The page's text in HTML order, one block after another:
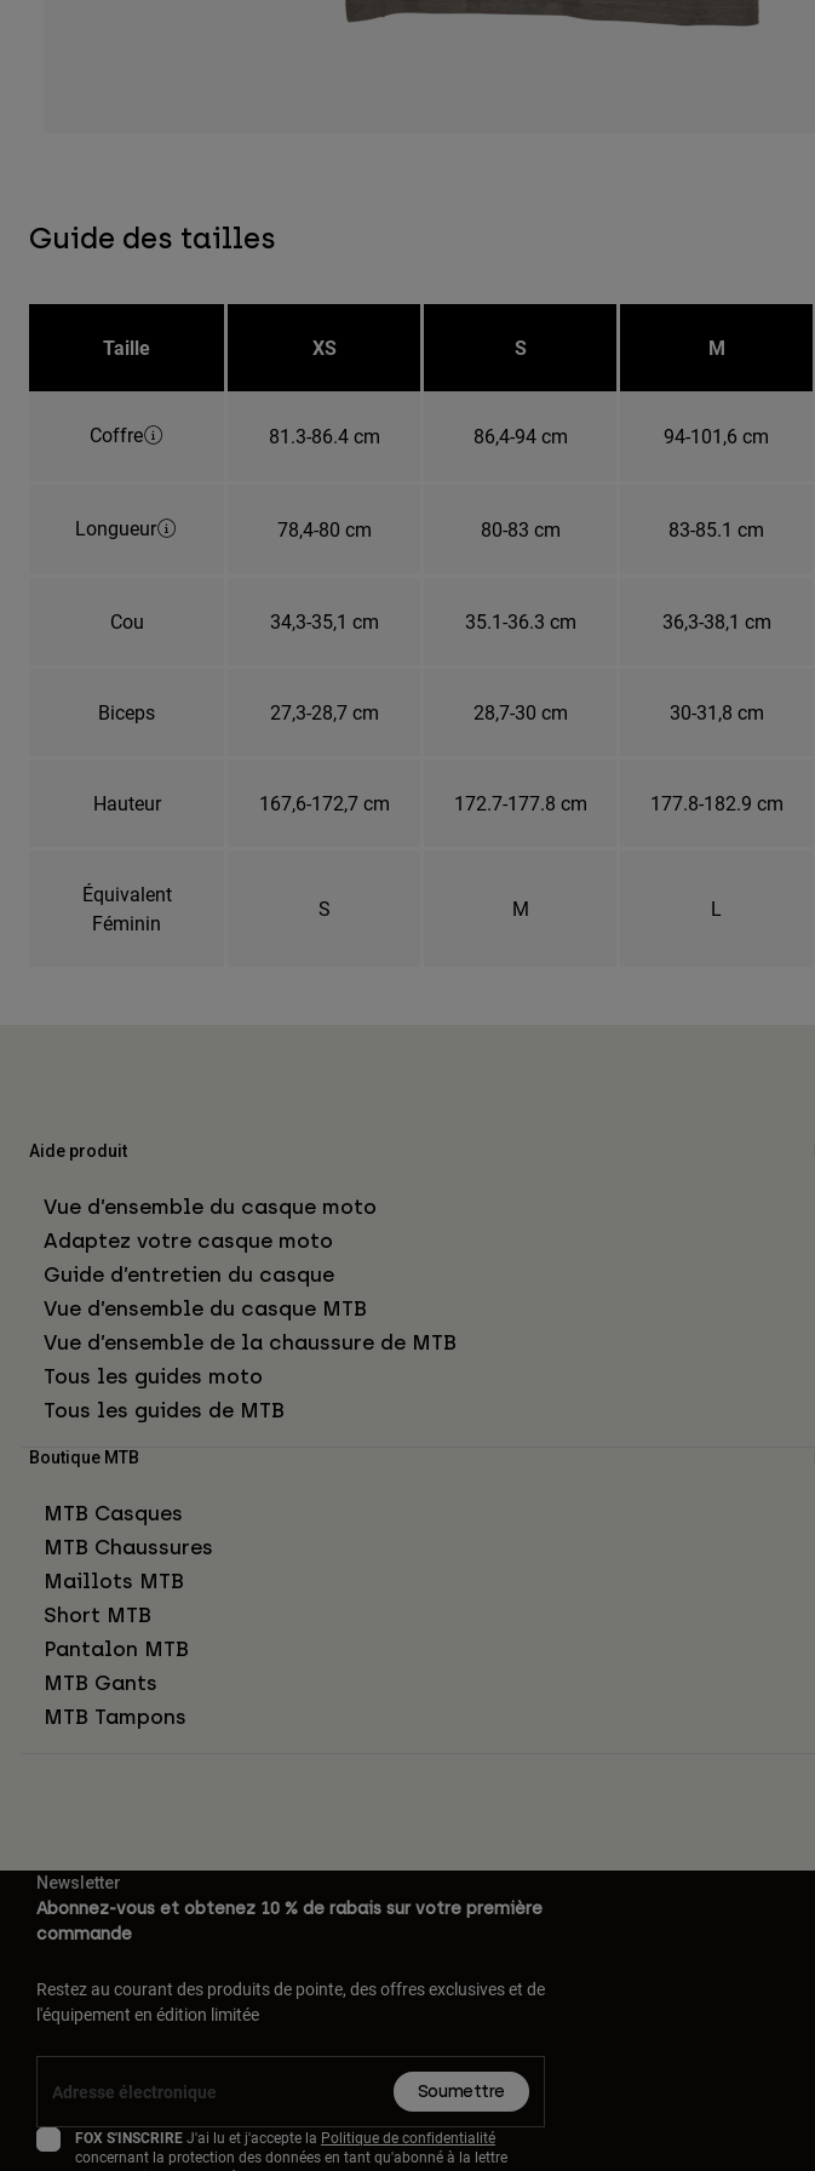
Guide des tailles
Taille XS S M
Coffre 81.3-86.4 cm 86,4-94 cm 94-101,6 cm
Longueur 78,4-80 cm 80-83 cm 83-85.1 cm
Cou 34,3-35,1 cm 35.1-36.3 cm 36,3-38,1 cm
Biceps 27,3-28,7 cm 28,7-30 cm 30-31,8 cm
Hauteur 167,6-172,7 cm 172.7-177.8 cm 177.8-182.9 cm
Équivalent
Féminin
S M L
Aide produit
Vue d’ensemble du casque moto
Adaptez votre casque moto
Guide d’entretien du casque
Vue d’ensemble du casque MTB
Vue d’ensemble de la chaussure de MTB
Tous les guides moto
Tous les guides de MTB
Boutique MTB
MTB Casques
MTB Chaussures
Maillots MTB
Short MTB
Pantalon MTB
MTB Gants
MTB Tampons
Newsletter
Abonnez-vous et obtenez 10 % de rabais sur votre première
commande
Restez au courant des produits de pointe, des offres exclusives et de
l'équipement en édition limitée
Soumettre
FOX S'INSCRIREJ'ai lu et j'accepte la Politique de confidentialité
concernant la protection des données en tant qu'abonné à la lettre